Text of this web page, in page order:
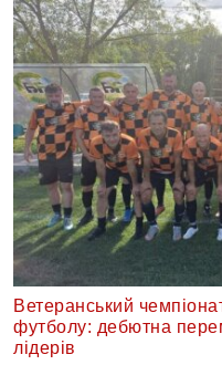
Ветеранський
футболу: дебютна
лідерів